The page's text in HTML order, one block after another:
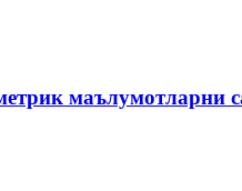
маълумотларни